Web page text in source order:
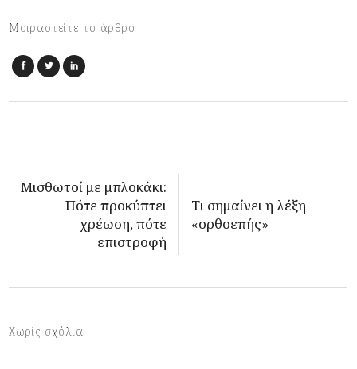
Μοιραστείτε το άρθρο
Μισθωτοί με μπλοκάκι:
Πότε προκύπτει
χρέωση, πότε
επιστροφή
Τι σημαίνει η λέξη
«ορθοεπής»
Χωρίς σχόλια